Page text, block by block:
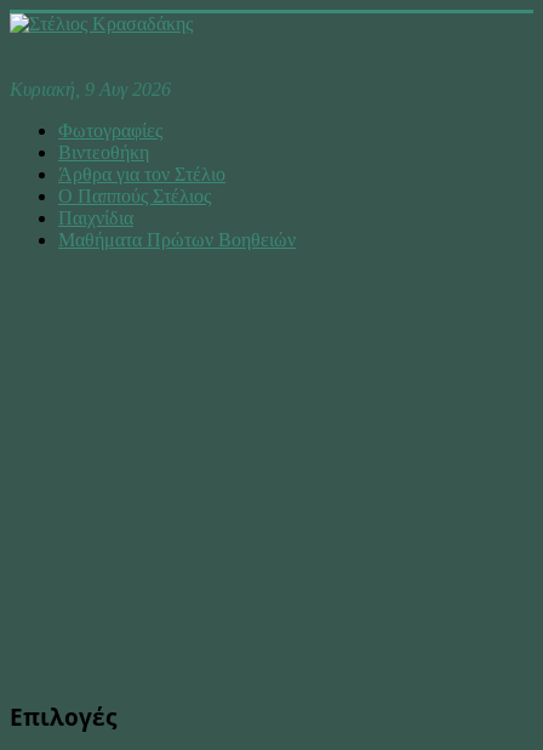
Κυριακή, 9 Αυγ 2026
Φωτογραφίες
Βιντεοθήκη
Άρθρα για τον Στέλιο
Ο Παππούς Στέλιος
Παιχνίδια
Μαθήματα Πρώτων Βοηθειών
Επιλογές